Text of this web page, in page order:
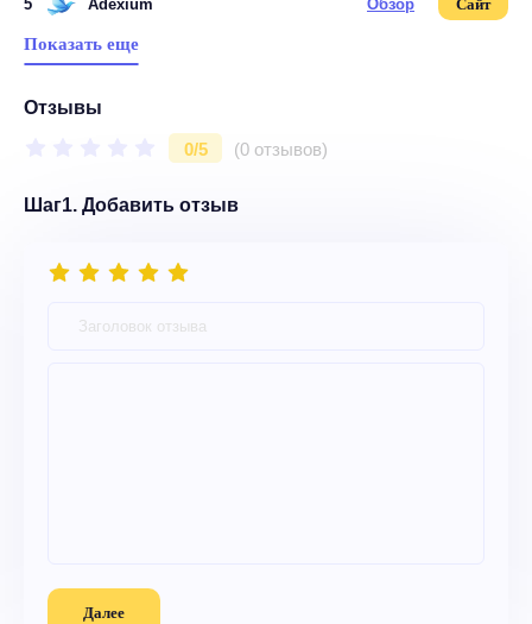
5 Adexium Обзор Сайт
Показать еще
Отзывы
0/5 (0 отзывов)
Шаг1. Добавить отзыв
Далее